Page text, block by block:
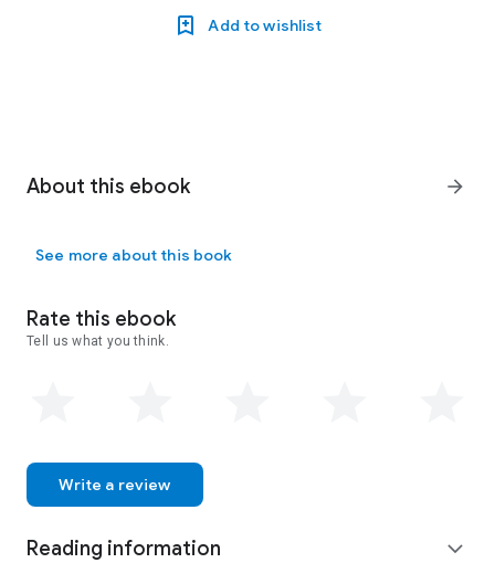
Add to wishlist
About this ebook arrow_forward
See more about this book
Rate this ebook
Tell us what you think.
Write a review
Reading information expand_more